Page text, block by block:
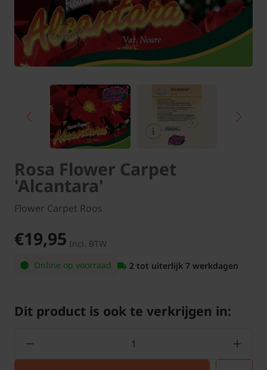
Rosa Flower Carpet
'Alcantara'
Flower Carpet Roos
€19,95 Incl. BTW
Online op voorraad
2 tot uiterlijk 7 werkdagen
Dit product is ook te verkrijgen in: